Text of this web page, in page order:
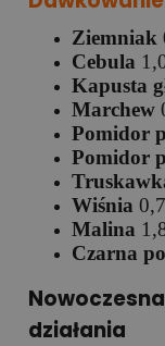
Ziemniak
Cebula
Kapusta
Marchew
Pomidor
Pomidor
Wiśnia
Malina
Czarna
działania